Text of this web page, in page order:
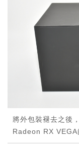
將外包裝褪去之後
Radeon RX VEGA